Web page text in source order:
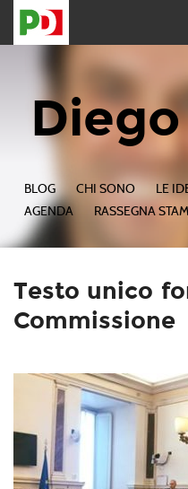
BLOG CHI SONO LE
AGENDA
RASSEGNA
Testo unico
Commissione